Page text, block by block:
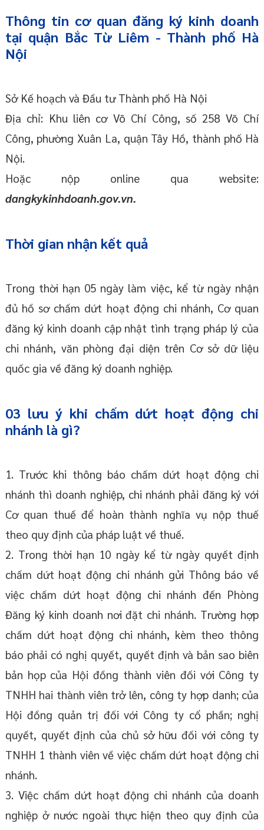
Thông tin cơ quan đăng ký kinh doanh
tại quận Bắc Từ Liêm - Thành phố Hà
Nội
Sở Kế hoạch và Đầu tư Thành phố Hà Nội
Địa chỉ: Khu liên cơ Võ Chí Công, số 258 Võ Chí
Công, phường Xuân La, quận Tây Hồ, thành phố Hà
Nội.
Hoặc nộp online qua website:
dangkykinhdoanh.gov.vn.
Thời gian nhận kết quả
Trong thời hạn 05 ngày làm việc, kể từ ngày nhận
đủ hồ sơ chấm dứt hoạt động chi nhánh, Cơ quan
đăng ký kinh doanh cập nhật tình trạng pháp lý của
chi nhánh, văn phòng đại diện trên Cơ sở dữ liệu
quốc gia về đăng ký doanh nghiệp.
03 lưu ý khi chấm dứt hoạt động chi
nhánh là gì?
1. Trước khi thông báo chấm dứt hoạt động chi
nhánh thì doanh nghiệp, chi nhánh phải đăng ký với
Cơ quan thuế để hoàn thành nghĩa vụ nộp thuế
theo quy định của pháp luật về thuế.
2. Trong thời hạn 10 ngày kể từ ngày quyết định
chấm dứt hoạt động chi nhánh gửi Thông báo về
việc chấm dứt hoạt động chi nhánh đến Phòng
Đăng ký kinh doanh nơi đặt chi nhánh. Trường hợp
chấm dứt hoạt động chi nhánh, kèm theo thông
báo phải có nghị quyết, quyết định và bản sao biên
bản họp của Hội đồng thành viên đối với Công ty
TNHH hai thành viên trở lên, công ty hợp danh; của
Hội đồng quản trị đối với Công ty cổ phần; nghị
quyết, quyết định của chủ sở hữu đối với công ty
TNHH 1 thành viên về việc chấm dứt hoạt động chi
nhánh.
3. Việc chấm dứt hoạt động chi nhánh của doanh
nghiệp ở nước ngoài thực hiện theo quy định của